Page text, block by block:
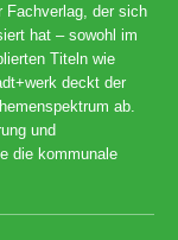
Fachverlag, der sich
hat – sowohl im
Titeln wie
deckt der
ab.
und
die kommunale